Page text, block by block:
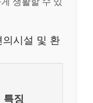
시설 및 환
특징